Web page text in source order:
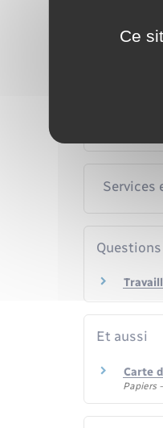
Services
Questions
Et aussi
Carte
Papiers
Ce